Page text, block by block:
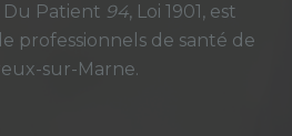
Du Patient 94, Loi 1901, est
professionnels de santé de
sur-Marne.